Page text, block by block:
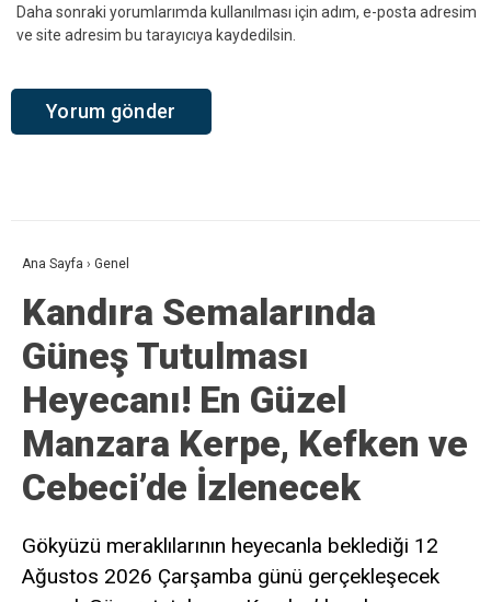
Daha sonraki yorumlarımda kullanılması için adım, e-posta adresim
ve site adresim bu tarayıcıya kaydedilsin.
Ana Sayfa › Genel
Kandıra Semalarında
Güneş Tutulması
Heyecanı! En Güzel
Manzara Kerpe, Kefken ve
Cebeci’de İzlenecek
Gökyüzü meraklılarının heyecanla beklediği 12
Ağustos 2026 Çarşamba günü gerçekleşecek